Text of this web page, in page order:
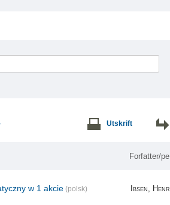
Utskrift
Forfatter/
w 1 akcie (polsk) Ibsen,